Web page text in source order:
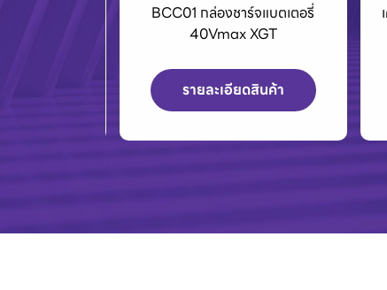
เครื่องPOLO เครื่องฉีดน้ำแรงดัน
สูงและเครื่องดูดฝุ่น
รายละเอียดสินค้า